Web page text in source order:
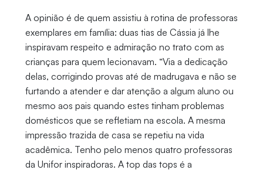
A opinião é de quem assistiu à rotina de professoras
exemplares em família: duas tias de Cássia já lhe
inspiravam respeito e admiração no trato com as
crianças para quem lecionavam. “Via a dedicação
delas, corrigindo provas até de madrugava e não se
furtando a atender e dar atenção a algum aluno ou
mesmo aos pais quando estes tinham problemas
domésticos que se refletiam na escola. A mesma
impressão trazida de casa se repetiu na vida
acadêmica. Tenho pelo menos quatro professoras
da Unifor inspiradoras. A top das tops é a